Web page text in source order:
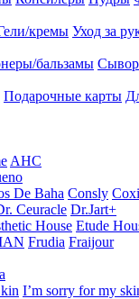
кремы Уход за
бальзамы
Подарочные карты
AHC
De Baha Consly
Ceuracle Dr.Jart+
House Etude
Frudia Fraijour
I’m sorry for my